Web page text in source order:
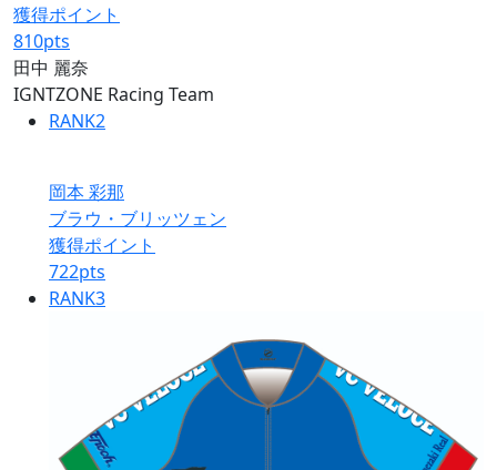
獲得ポイント
810pts
田中 麗奈
IGNTZONE Racing Team
RANK2
岡本 彩那
ブラウ・ブリッツェン
獲得ポイント
722pts
RANK3